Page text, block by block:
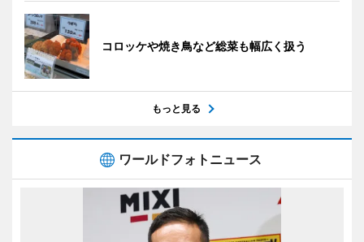
コロッケや焼き鳥など総菜も幅広く扱う
もっと見る
ワールドフォトニュース